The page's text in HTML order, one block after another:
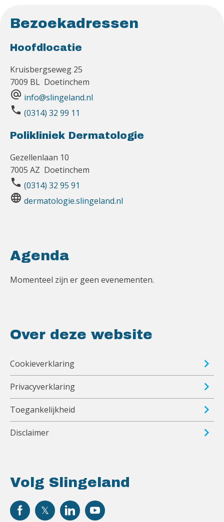
Bezoekadressen
Hoofdlocatie
Kruisbergseweg 25
7009 BL Doetinchem
alternate_email info@slingeland.nl
phone (0314) 32 99 11
Polikliniek Dermatologie
Gezellenlaan 10
7005 AZ Doetinchem
phone (0314) 32 95 91
language dermatologie.slingeland.nl
Volg Slingeland
Agenda
Momenteel zijn er geen evenementen.
Over deze website
Cookieverklaring
Privacyverklaring
Toegankelijkheid
Disclaimer